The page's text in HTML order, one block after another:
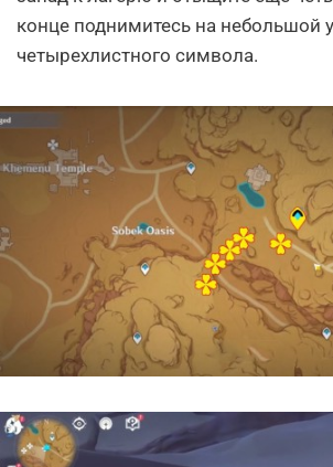
конце поднимитесь на небольшой
четырехлистного символа.